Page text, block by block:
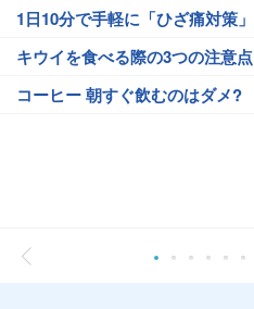
1日10分で手軽に「ひざ痛対策」
キウイを食べる際の3つの注意点
コーヒー 朝すぐ飲むのはダメ?